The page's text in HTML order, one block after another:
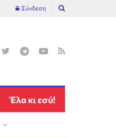
Σύνδεση
Έλα κι εσύ!